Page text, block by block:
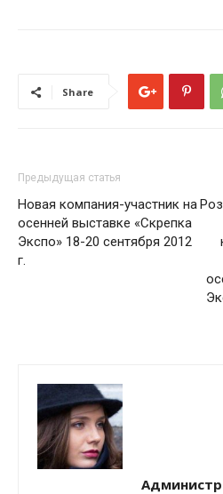
Share
Предыдущая статья
Новая компания-участник на
осенней выставке «Скрепка
Экспо» 18-20 сентября 2012
г.